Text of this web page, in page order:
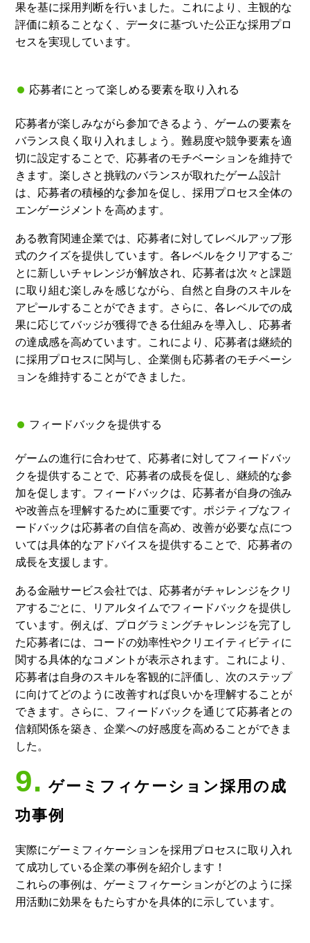
果を基に採用判断を行いました。これにより、主観的な
評価に頼ることなく、データに基づいた公正な採用プロ
セスを実現しています。
応募者にとって楽しめる要素を取り入れる
応募者が楽しみながら参加できるよう、ゲームの要素を
バランス良く取り入れましょう。難易度や競争要素を適
切に設定することで、応募者のモチベーションを維持で
きます。楽しさと挑戦のバランスが取れたゲーム設計
は、応募者の積極的な参加を促し、採用プロセス全体の
エンゲージメントを高めます。
ある教育関連企業では、応募者に対してレベルアップ形
式のクイズを提供しています。各レベルをクリアするご
とに新しいチャレンジが解放され、応募者は次々と課題
に取り組む楽しみを感じながら、自然と自身のスキルを
アピールすることができます。さらに、各レベルでの成
果に応じてバッジが獲得できる仕組みを導入し、応募者
の達成感を高めています。これにより、応募者は継続的
に採用プロセスに関与し、企業側も応募者のモチベーシ
ョンを維持することができました。
フィードバックを提供する
ゲームの進行に合わせて、応募者に対してフィードバッ
クを提供することで、応募者の成長を促し、継続的な参
加を促します。フィードバックは、応募者が自身の強み
や改善点を理解するために重要です。ポジティブなフィ
ードバックは応募者の自信を高め、改善が必要な点につ
いては具体的なアドバイスを提供することで、応募者の
成長を支援します。
ある金融サービス会社では、応募者がチャレンジをクリ
アするごとに、リアルタイムでフィードバックを提供し
ています。例えば、プログラミングチャレンジを完了し
た応募者には、コードの効率性やクリエイティビティに
関する具体的なコメントが表示されます。これにより、
応募者は自身のスキルを客観的に評価し、次のステップ
に向けてどのように改善すれば良いかを理解することが
できます。さらに、フィードバックを通じて応募者との
信頼関係を築き、企業への好感度を高めることができま
した。
9. ゲーミフィケーション採用の成
功事例
実際にゲーミフィケーションを採用プロセスに取り入れ
て成功している企業の事例を紹介します！
これらの事例は、ゲーミフィケーションがどのように採
用活動に効果をもたらすかを具体的に示しています。